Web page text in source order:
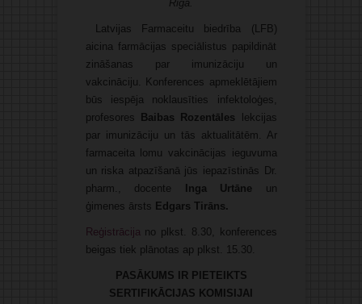
Rīgā.
Latvijas Farmaceitu biedrība (LFB)
aicina farmācijas speciālistus papildināt
zināšanas par imunizāciju un
vakcināciju. Konferences apmeklētājiem
būs iespēja noklausīties infektoloģes,
profesores
Baibas Rozentāles lekcijas
par imunizāciju un tās aktualitātēm. Ar
farmaceita lomu vakcinācijas ieguvuma
un riska atpazīšanā jūs iepazīstinās Dr.
pharm., docente
Inga Urtāne un
ģimenes ārsts Edgars Tirāns.
Reģistrācijano plkst. 8.30, konferences
beigas tiek plānotas ap plkst. 15.30.
PASĀKUMS IR PIETEIKTS
SERTIFIKĀCIJAS KOMISIJAI